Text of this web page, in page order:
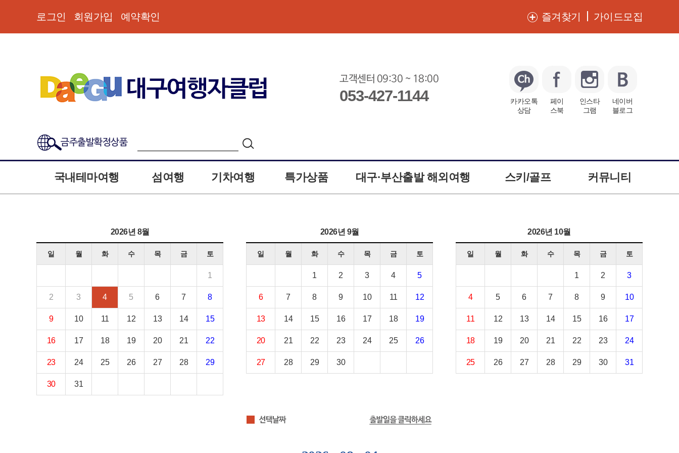
로그인 회원가입 예약확인 즐겨찾기 가이드모집
고객센터 09:30 ~ 18:00
053-427-1144
카카오톡
상담
페이
스북
인스타
그램
네이버
블로그
금주출발확정상품
국내테마여행 섬여행 기차여행 특가상품 대구·부산출발 해외여행 스키/골프 커뮤니티
2026년 8월
일 월 화 수 목 금 토
1
2 3 4 5 6 7 8
9 10 11 12 13 14 15
16 17 18 19 20 21 22
23 24 25 26 27 28 29
30 31
2026년 9월
일 월 화 수 목 금 토
1 2 3 4 5
6 7 8 9 10 11 12
13 14 15 16 17 18 19
20 21 22 23 24 25 26
27 28 29 30
2026년 10월
일 월 화 수 목 금 토
1 2 3
4 5 6 7 8 9 10
11 12 13 14 15 16 17
18 19 20 21 22 23 24
25 26 27 28 29 30 31